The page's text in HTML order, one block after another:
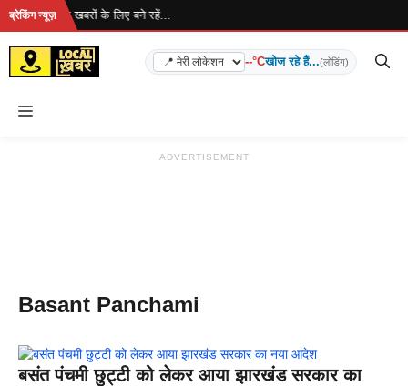
Skip
content
ब्रेकिंग न्यूज़
रहा है... ताज़ा खबरों के लिए बने रहें...
--°Cखोज रहे हैं...(लोडिंग)
Menu
ADVERTISEMENT
Basant Panchami
बसंत पंचमी छुट्टी को लेकर आया झारखंड सरकार का